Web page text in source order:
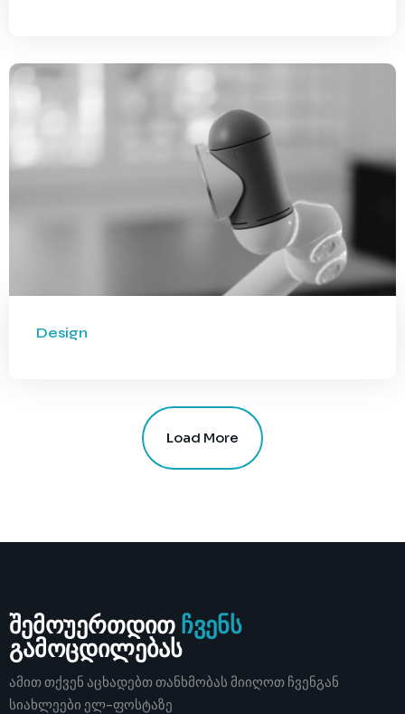
Design
Load More
შემოუერთდით ჩვენს
გამოცდილებას
ამით თქვენ აცხადებთ თანხმობას მიიღოთ ჩვენგან
სიახლეები ელ-ფოსტაზე